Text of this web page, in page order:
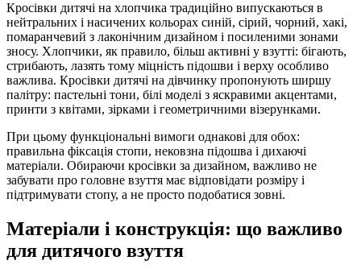
Кросівки дитячі на хлопчика традиційно випускаються в
нейтральних і насичених кольорах синій, сірий, чорний, хакі,
помаранчевий з лаконічним дизайном і посиленими зонами
зносу. Хлопчики, як правило, більш активні у взутті: бігають,
стрибають, лазять тому міцність підошви і верху особливо
важлива. Кросівки дитячі на дівчинку пропонують ширшу
палітру: пастельні тони, білі моделі з яскравими акцентами,
принти з квітами, зірками і геометричними візерунками.
При цьому функціональні вимоги однакові для обох:
правильна фіксація стопи, нековзна підошва і дихаючі
матеріали. Обираючи кросівки за дизайном, важливо не
забувати про головне взуття має відповідати розміру і
підтримувати стопу, а не просто подобатися зовні.
Матеріали і конструкція: що важливо
для дитячого взуття